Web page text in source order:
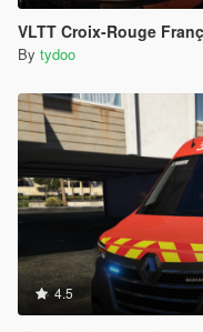
VLTT Croix-Rouge
By tydoo
4.5